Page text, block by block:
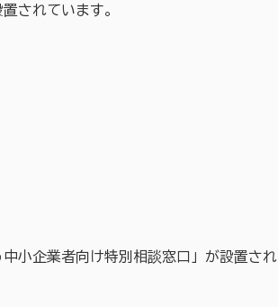
されています。
小企業者向け特別相談窓口」が設置され